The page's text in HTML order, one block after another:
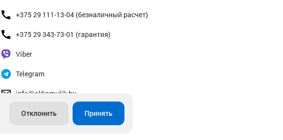
+375 29 111-13-04 (безналичный расчет)
+375 29 343-73-01 (гарантия)
Viber
Telegram
info@akkamulik.by
Отклонить Принять